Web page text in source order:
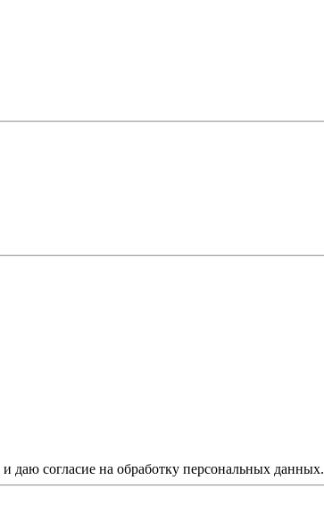
и даю согласие на обработку персональных данных.